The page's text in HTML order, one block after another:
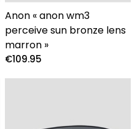
Anon « anon wm3
perceive sun bronze lens
marron »
€109.95